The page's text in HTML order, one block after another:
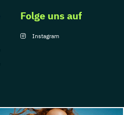
Folge uns auf
Instagram